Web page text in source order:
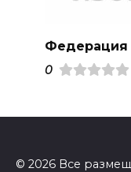
Федерация
0
© 2026 Все